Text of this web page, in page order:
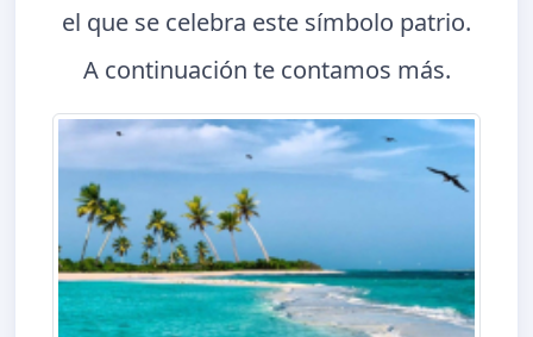
el que se celebra este símbolo patrio.
A continuación te contamos más.